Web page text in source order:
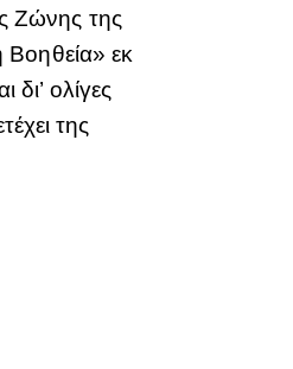
Ζώνης της
εκ
ολίγες
της